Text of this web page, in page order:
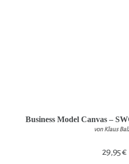
Business Model Canvas –
von Klaus
29,95€